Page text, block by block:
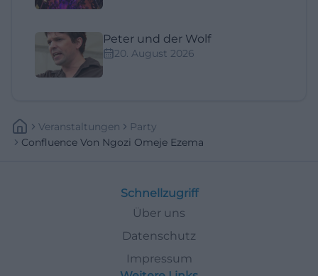
Peter und der Wolf
20. August 2026
Veranstaltungen
Party
Confluence Von Ngozi Omeje Ezema
Schnellzugriff
Über uns
Datenschutz
Impressum